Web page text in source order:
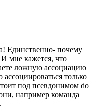
Единственно- почему
мне кажется, что
ложную ассоциацию
только
под псевдонимом do
например команда